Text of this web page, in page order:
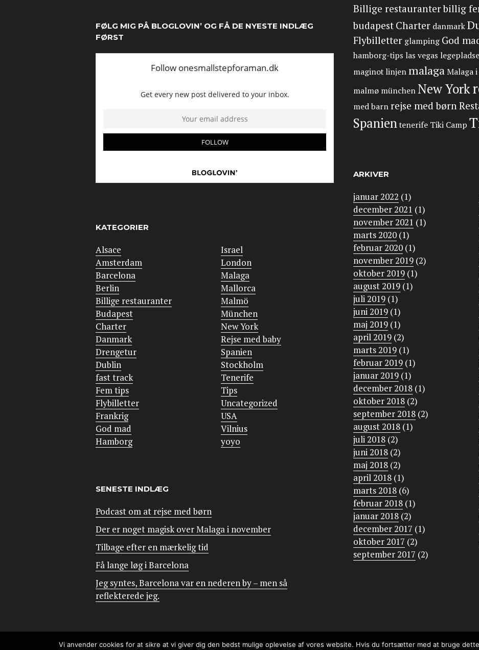
FØLG MIG PÅ BLOGLOVIN’ OG FÅ DE NYESTE INDLÆG
FØRST
KATEGORIER
Alsace
Amsterdam
Barcelona
Berlin
Billige restauranter
Budapest
Charter
Danmark
Drengetur
Dublin
fast track
Fem tips
Flybilletter
Frankrig
God mad
Hamborg
Israel
London
Malaga
Mallorca
Malmö
München
New York
Rejse med baby
Spanien
Stockholm
Tenerife
Tips
Uncategorized
USA
Vilnius
yoyo
SENESTE INDLÆG
Podcast om at rejse med børn
Der er noget magisk over Malaga i november
Tilbage efter en mærkelig tid
Få lange løg i Barcelona
Jeg syntes, Barcelona var en nederen by – men så
reflekterede jeg.
Billige restauranterbillig
budapestCharter danmark
Flybilletter glamping God
hamborg-tips las vegas
maginot linjen malaga Malaga
malmø münchen New York
med barn rejse med børn
Spanien tenerife Tiki Camp
ARKIVER
januar 2022 (1)
december 2021 (1)
november 2021 (1)
marts 2020 (1)
februar 2020 (1)
november 2019 (2)
oktober 2019 (1)
august 2019 (1)
juli 2019 (1)
juni 2019 (1)
maj 2019 (1)
april 2019 (2)
marts 2019 (1)
februar 2019 (1)
januar 2019 (1)
december 2018 (1)
oktober 2018 (2)
september 2018 (2)
august 2018 (1)
juli 2018 (2)
juni 2018 (2)
maj 2018 (2)
april 2018 (1)
marts 2018 (6)
februar 2018 (1)
januar 2018 (2)
december 2017 (1)
oktober 2017 (2)
september 2017 (2)
Vi anvender cookies for at sikre at vi giver dig den bedst mulige oplevelse af vores website. Hvis du fortsætter med at bruge